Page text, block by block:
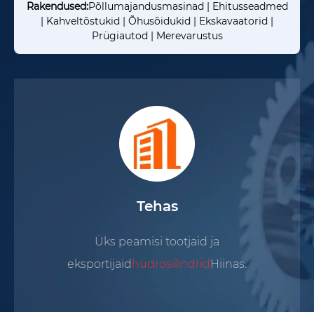
Rakendused:Põllumajandusmasinad | Ehitusseadmed
| Kahveltõstukid | Õhusõidukid | Ekskavaatorid |
Prügiautod | Merevarustus
Kogemused
16-aastase jõupingutusega oleme
klientide usalduse nii kodu- kui ka